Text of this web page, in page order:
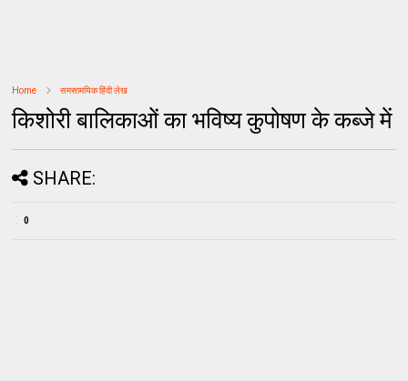
Home समसामयिक हिंदी लेख
किशोरी बालिकाओं का भविष्य कुपोषण के कब्जे में
SHARE:
0